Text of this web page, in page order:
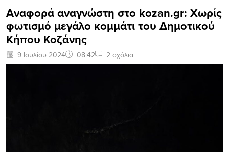
Αναφορά αναγνώστη στο kozan.gr: Χωρίς
φωτισμό μεγάλο κομμάτι του Δημοτικού
Κήπου Κοζάνης
9 Ιουλίου 2024 08:42 2 σχόλια